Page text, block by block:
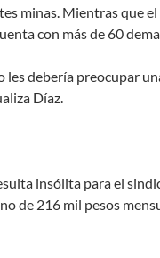
minas. Mientras que
con más de 60
debería preocupar
Díaz.
insólita para el
de 216 mil pesos